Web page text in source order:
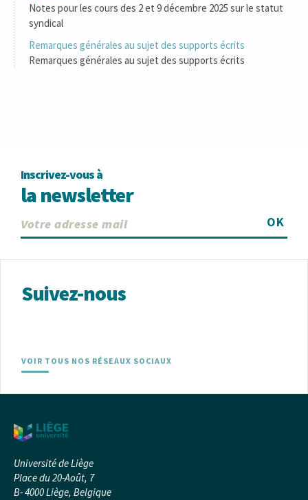
Notes pour les cours des 2 et 9 décembre 2025 sur le statut
syndical
Remarques générales au sujet des supports écrits
Remarques générales au sujet des supports écrits
Inscrivez-vous à
la newsletter
OK
Suivez-nous
VOIR TOUS NOS RÉSEAUX SOCIAUX
Université de Liège
Place du 20-Août, 7
B- 4000 Liège, Belgique